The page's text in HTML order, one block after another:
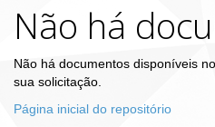
Não há
Não há documentos disponíveis
sua solicitação.
Página inicial do repositório